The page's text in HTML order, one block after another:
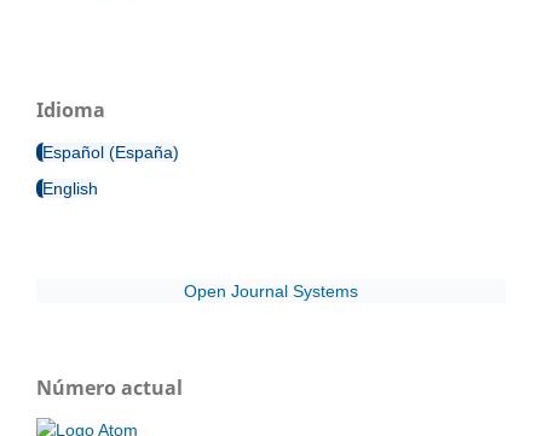
Idioma
Español (España)
English
Open Journal Systems
Número actual